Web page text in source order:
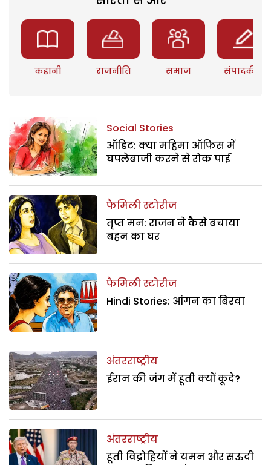
कहानी राजनीति समाज संपादकीय
Social Stories
ऑडिट: क्या महिमा ऑफिस में
घपलेबाजी करने से रोक पाई
फैमिली स्टोरीज
तृप्त मन: राजन ने कैसे बचाया
बहन का घर
फैमिली स्टोरीज
Hindi Stories: आंगन का बिरवा
अंतरराष्ट्रीय
ईरान की जंग में हूती क्यों कूदे?
अंतरराष्ट्रीय
हूती विद्रोहियों ने यमन और सऊदी